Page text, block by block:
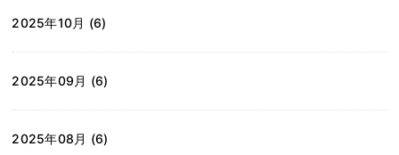
2025年10月 (6)
2025年09月 (6)
2025年08月 (6)